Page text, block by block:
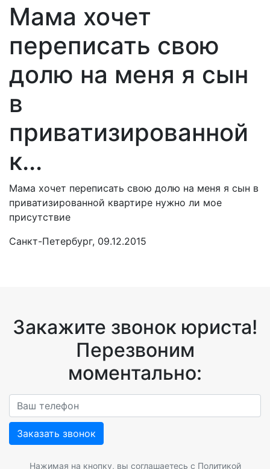
Мама хочет
переписать свою
долю на меня я сын
в
приватизированной
к...
Мама хочет переписать свою долю на меня я сын в
приватизированной квартире нужно ли мое
присутствие
Санкт-Петербург, 09.12.2015
Закажите звонок юриста!
Перезвоним
моментально:
Заказать звонок
Нажимая на кнопку, вы соглашаетесь с Политикой